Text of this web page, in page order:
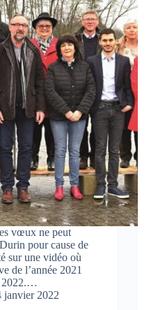
vœux ne peut
pour cause de
sur une vidéo où
de l’année 2021
2022.…
janvier 2022